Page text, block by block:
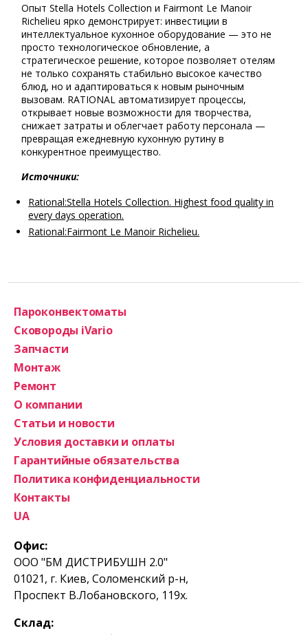
Опыт Stella Hotels Collection и Fairmont Le Manoir
Richelieu ярко демонстрирует: инвестиции в
интеллектуальное кухонное оборудование — это не
просто технологическое обновление, а
стратегическое решение, которое позволяет отелям
не только сохранять стабильно высокое качество
блюд, но и адаптироваться к новым рыночным
вызовам. RATIONAL автоматизирует процессы,
открывает новые возможности для творчества,
снижает затраты и облегчает работу персонала —
превращая ежедневную кухонную рутину в
конкурентное преимущество.
Источники:
Rational:Stella Hotels Collection. Highest food quality in
every days operation.
Rational:Fairmont Le Manoir Richelieu.
Офис:
ООО "БМ ДИСТРИБУШН 2.0"
01021, г. Киев, Соломенский р-н,
Проспект В.Лобановского, 119х.
Склад:
Пароконвектоматы
Сковороды iVario
Запчасти
Монтаж
Ремонт
О компании
Статьи и новости
Условия доставки и оплаты
Гарантийные обязательства
Политика конфиденциальности
Контакты
UA